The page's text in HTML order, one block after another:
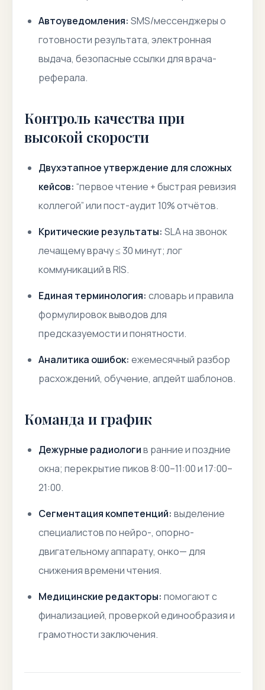
Автоуведомления: SMS/мессенджеры о
готовности результата, электронная
выдача, безопасные ссылки для врача-
реферала.
Контроль качества при
высокой скорости
Двухэтапное утверждение для сложных
кейсов: “первое чтение + быстрая ревизия
коллегой” или пост-аудит 10% отчётов.
Критические результаты: SLA на звонок
лечащему врачу ≤ 30 минут; лог
коммуникаций в RIS.
Единая терминология: словарь и правила
формулировок выводов для
предсказуемости и понятности.
Аналитика ошибок: ежемесячный разбор
расхождений, обучение, апдейт шаблонов.
Команда и график
Дежурные радиологив ранние и поздние
окна; перекрытие пиков 8:00–11:00 и 17:00–
21:00.
Сегментация компетенций: выделение
специалистов по нейро-, опорно-
двигательному аппарату, онко— для
снижения времени чтения.
Медицинские редакторы: помогают с
финализацией, проверкой единообразия и
грамотности заключения.